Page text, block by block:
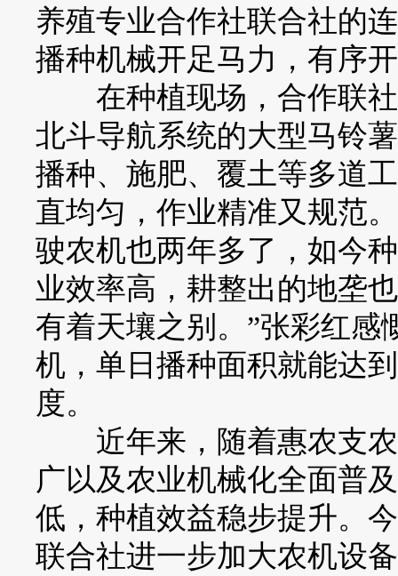
养殖专业合作社联合社的
播种机械开足马力，有序
在种植现场，合作联社
北斗导航系统的大型马铃
播种、施肥、覆土等多道
直均匀，作业精准又规范
驶农机也两年多了，如今
业效率高，耕整出的地垄
有着天壤之别。”张彩红感
机，单日播种面积就能达
度。
近年来，随着惠农支农
广以及农业机械化全面普
低，种植效益稳步提升。
联合社进一步加大农机设